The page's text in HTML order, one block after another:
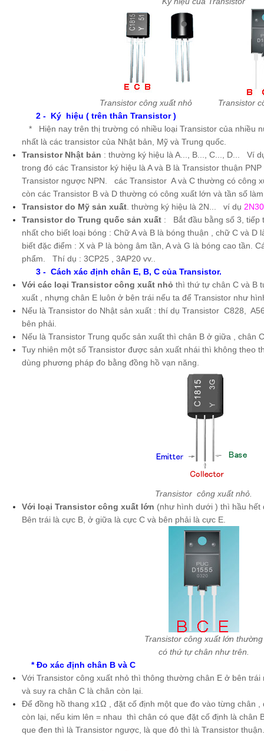
Transistor công xuất nhỏ Transistor
2 - Ký hiệu ( trên thân Transistor )
* Hiện nay trên thị trường có nhiều loại Transistor của nhiều
nhất là các transistor của Nhật bản, Mỹ và Trung quốc.
Transistor Nhật bản : thường ký hiệu là A..., B..., C..., D... Ví
trong đó các Transistor ký hiệu là A và B là Transistor thuận
Transistor ngược NPN. các Transistor A và C thường có công
còn các Transistor B và D thường có công xuất lớn và tần số
Transistor do Mỹ sản xuất. thường ký hiệu là 2N... ví dụ
Transistor do Trung quốc sản xuất : Bắt đầu bằng số 3, tiếp
nhất cho biết loại bóng : Chữ A và B là bóng thuận , chữ C và D
biết đặc điểm : X và P là bòng âm tần, A và G là bóng cao tần.
phẩm. Thí dụ : 3CP25 , 3AP20 vv..
3 - Cách xác định chân E, B, C của Transistor.
Với các loại Transistor công xuất nhỏ thì thứ tự chân C và B
xuất , nhựng chân E luôn ở bên trái nếu ta để Transistor như
Nếu là Transistor do Nhật sản xuất : thí dụ Transistor C828,
bên phải.
Nếu là Transistor Trung quốc sản xuất thì chân B ở giữa , chân
Tuy nhiên một số Transistor được sản xuất nhái thì không theo
dùng phương pháp đo bằng đồng hồ vạn năng.
Transistor công xuất nhỏ.
Với loại Transistor công xuất lớn (như hình dưới ) thì hầu hết
Bên trái là cực B, ở giữa là cực C và bên phải là cực E.
Transistor công xuất lớn thường
có thứ tự chân như trên.
* Đo xác định chân B và C
Với Transistor công xuất nhỏ thì thông thường chân E ở bên trái
và suy ra chân C là chân còn lại.
Để đồng hồ thang x1Ω , đặt cố định một que đo vào từng chân ,
còn lại, nếu kim lên = nhau thì chân có que đặt cố định là chân
que đen thì là Transistor ngược, là que đỏ thì là Transistor